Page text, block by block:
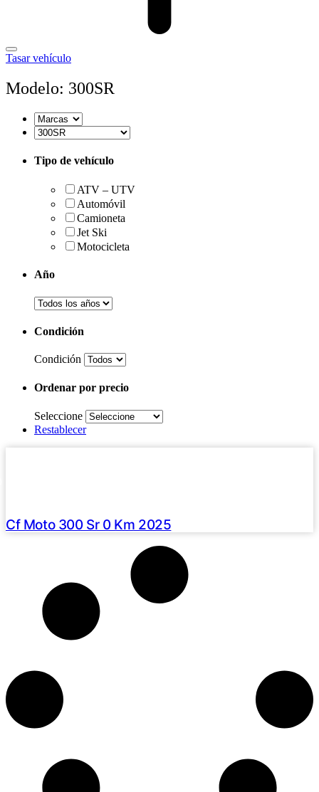
Tasar vehículo
Modelo: 300SR
Tipo de vehículo
ATV – UTV
Automóvil
Camioneta
Jet Ski
Motocicleta
Año
Condición
Condición
Ordenar por precio
Seleccione
Restablecer
Cf Moto 300 Sr 0 Km 2025